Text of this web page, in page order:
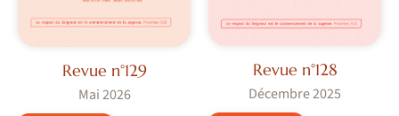
Revue n°129
Mai 2026
Revue n°128
Décembre 2025